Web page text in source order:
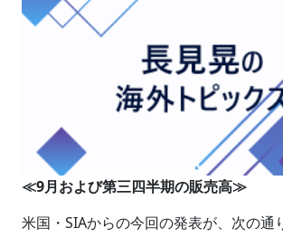
≪9月および第三四半期の販売高≫
米国・SIAからの今回の発表が、次の通